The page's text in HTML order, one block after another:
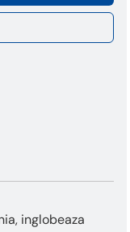
inglobeaza